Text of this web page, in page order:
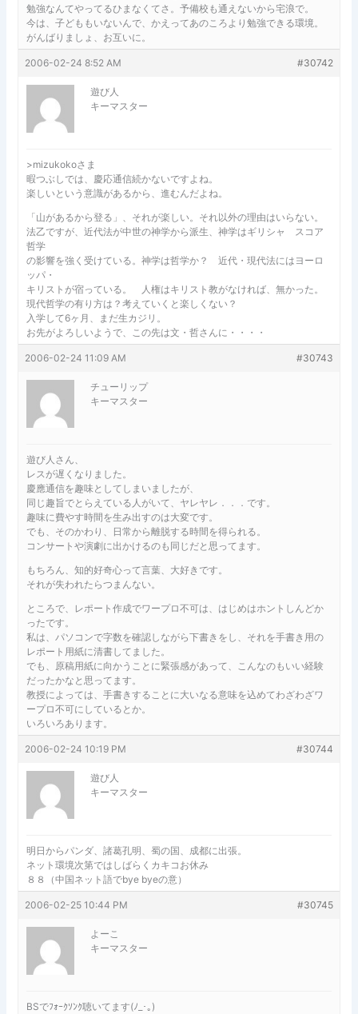
勉強なんてやってるひまなくてさ。予備校も通えないから宅浪で。
今は、子どももいないんで、かえってあのころより勉強できる環境。
がんばりましょ、お互いに。
2006-02-24 8:52 AM #30742
遊び人
キーマスター
>mizukokoさま
暇つぶしでは、慶応通信続かないですよね。
楽しいという意識があるから、進むんだよね。
「山があるから登る」、それが楽しい。それ以外の理由はいらない。
法乙ですが、近代法が中世の神学から派生、神学はギリシャ スコア
哲学
の影響を強く受けている。神学は哲学か？ 近代・現代法にはヨーロ
ッパ・
キリストが宿っている。 人権はキリスト教がなければ、無かった。
現代哲学の有り方は？考えていくと楽しくない？
入学して6ヶ月、まだ生カジリ。
お先がよろしいようで、この先は文・哲さんに・・・・
2006-02-24 11:09 AM #30743
チューリップ
キーマスター
遊び人さん、
レスが遅くなりました。
慶應通信を趣味としてしまいましたが、
同じ趣旨でとらえている人がいて、ヤレヤレ．．．です。
趣味に費やす時間を生み出すのは大変です。
でも、そのかわり、日常から離脱する時間を得られる。
コンサートや演劇に出かけるのも同じだと思ってます。
もちろん、知的好奇心って言葉、大好きです。
それが失われたらつまんない。
ところで、レポート作成でワープロ不可は、はじめはホントしんどか
ったです。
私は、パソコンで字数を確認しながら下書きをし、それを手書き用の
レポート用紙に清書してました。
でも、原稿用紙に向かうことに緊張感があって、こんなのもいい経験
だったかなと思ってます。
教授によっては、手書きすることに大いなる意味を込めてわざわざワ
ープロ不可にしているとか。
いろいろあります。
2006-02-24 10:19 PM #30744
遊び人
キーマスター
明日からパンダ、諸葛孔明、蜀の国、成都に出張。
ネット環境次第ではしばらくカキコお休み
８８（中国ネット語でbye byeの意）
2006-02-25 10:44 PM #30745
よーこ
キーマスター
BSでﾌｫｰｸｿﾝｸ聴いてます(ﾉ_･｡)